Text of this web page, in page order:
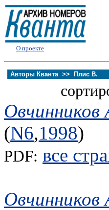
О проекте
Авторы Кванта >> Плис В.
Овчинников
(N6,1998)
PDF: все
Овчинников